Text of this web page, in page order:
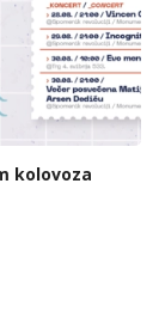
kolovoza